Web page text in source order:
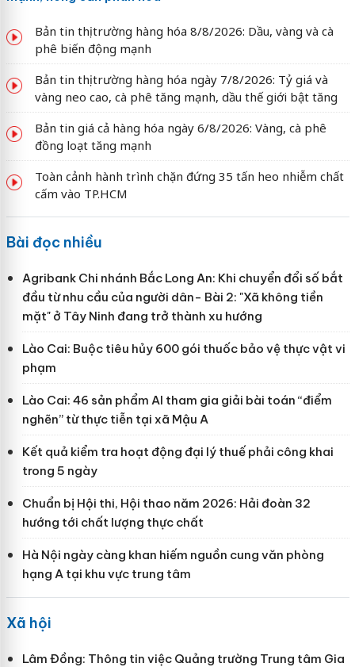
Bản tin thị trường hàng hóa 8/8/2026: Dầu, vàng và cà
phê biến động mạnh
Bản tin thị trường hàng hóa ngày 7/8/2026: Tỷ giá và
vàng neo cao, cà phê tăng mạnh, dầu thế giới bật tăng
Bản tin giá cả hàng hóa ngày 6/8/2026: Vàng, cà phê
đồng loạt tăng mạnh
Toàn cảnh hành trình chặn đứng 35 tấn heo nhiễm chất
cấm vào TP.HCM
Bài đọc nhiều
Agribank Chi nhánh Bắc Long An: Khi chuyển đổi số bắt
đầu từ nhu cầu của người dân- Bài 2: "Xã không tiền
mặt" ở Tây Ninh đang trở thành xu hướng
Lào Cai: Buộc tiêu hủy 600 gói thuốc bảo vệ thực vật vi
phạm
Lào Cai: 46 sản phẩm AI tham gia giải bài toán “điểm
nghẽn” từ thực tiễn tại xã Mậu A
Kết quả kiểm tra hoạt động đại lý thuế phải công khai
trong 5 ngày
Chuẩn bị Hội thi, Hội thao năm 2026: Hải đoàn 32
hướng tới chất lượng thực chất
Hà Nội ngày càng khan hiếm nguồn cung văn phòng
hạng A tại khu vực trung tâm
Xã hội
Lâm Đồng: Thông tin việc Quảng trường Trung tâm Gia